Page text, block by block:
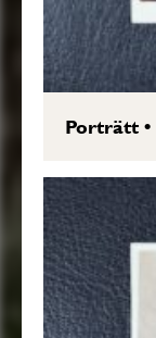
Porträtt•